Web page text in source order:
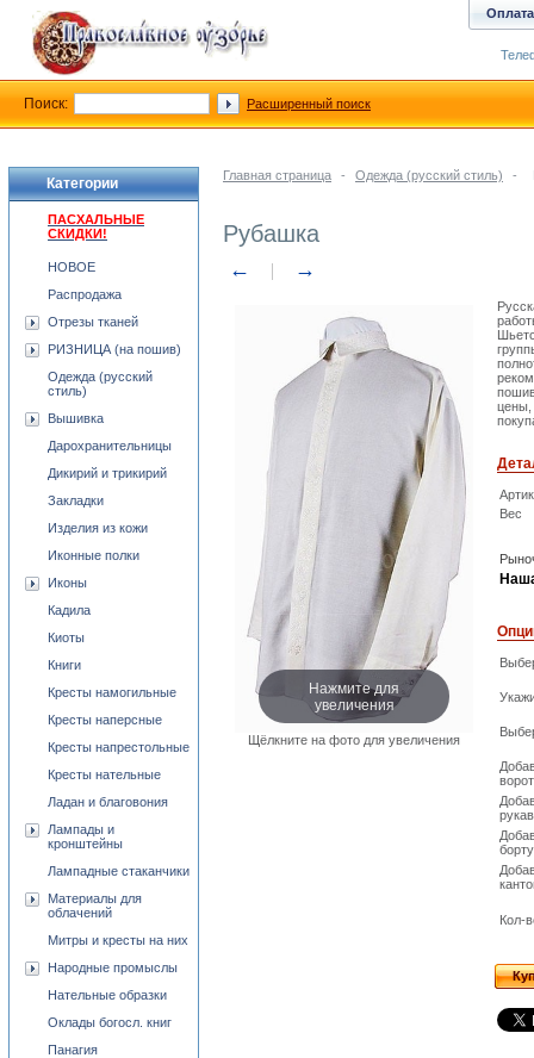
Главная страница - Одежда (русский стиль) -
Рубашка
← →
Нажмите для
увеличения
Щёлкните на фото для увеличения
цены,
Вес
борту
Кол-
Категории
ПАСХАЛЬНЫЕ
СКИДКИ!
НОВОЕ
Распродажа
Отрезы тканей
РИЗНИЦА (на пошив)
Одежда (русский
стиль)
Вышивка
Дарохранительницы
Дикирий и трикирий
Закладки
Изделия из кожи
Иконные полки
Иконы
Кадила
Киоты
Книги
Кресты намогильные
Кресты наперсные
Кресты напрестольные
Кресты нательные
Ладан и благовония
Лампады и
кронштейны
Лампадные стаканчики
Материалы для
облачений
Митры и кресты на них
Народные промыслы
Нательные образки
Оклады богосл. книг
Панагия
Оплата
Поиск: Расширенный поиск